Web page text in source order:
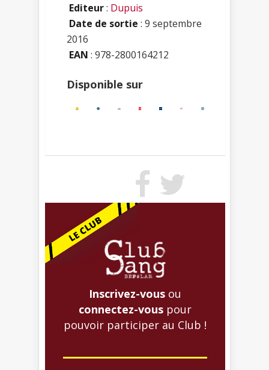
Editeur: Dupuis
Date de sortie : 9 septembre
2016
EAN : 978-2800164212
Disponible sur
Inscrivez-vous ou
connectez-vous pour
pouvoir participer au Club !